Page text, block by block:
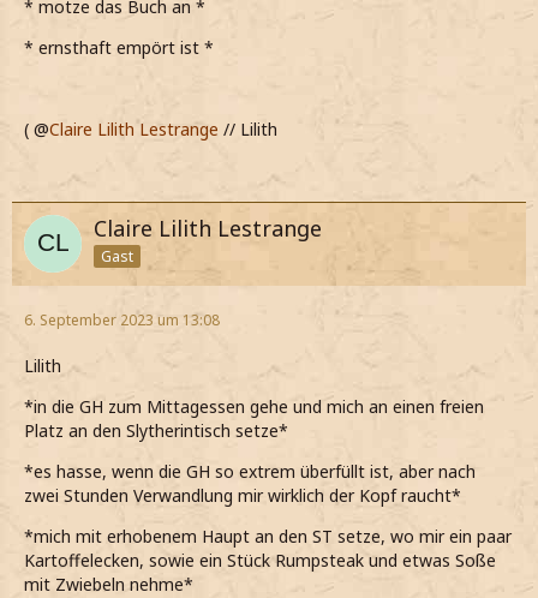
* motze das Buch an *
* ernsthaft empört ist *
( @Claire Lilith Lestrange // Lilith
Claire Lilith Lestrange
Gast
6. September 2023 um 13:08
Lilith
*in die GH zum Mittagessen gehe und mich an einen freien
Platz an den Slytherintisch setze*
*es hasse, wenn die GH so extrem überfüllt ist, aber nach
zwei Stunden Verwandlung mir wirklich der Kopf raucht*
*mich mit erhobenem Haupt an den ST setze, wo mir ein paar
Kartoffelecken, sowie ein Stück Rumpsteak und etwas Soße
mit Zwiebeln nehme*